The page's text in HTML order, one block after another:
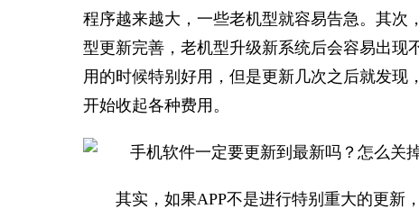
程序越来越大，一些老机型就容易告急。其次
型更新完善，老机型升级新系统后会容易出现
用的时候特别好用，但是更新几次之后就发
开始收起各种费用。
其实，如果APP不是进行特别重大的更新